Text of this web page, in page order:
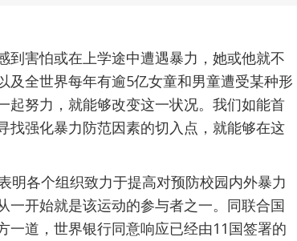
到害怕或在上学途中遭遇暴力，她或他就不
全世界每年有逾5亿女童和男童遭受某种形
起努力，就能够改变这一状况。我们如能首
找强化暴力防范因素的切入点，就能够在这
表明各个组织致力于提高对预防校园内外暴力
一开始就是该运动的参与者之一。同联合国
一道，世界银行同意响应已经由11国签署的